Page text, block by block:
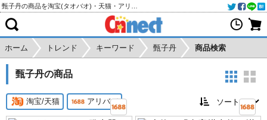
ホーム トレンド キーワード 甄子丹 商品検索
甄子丹の商品
淘宝/天猫 アリババ